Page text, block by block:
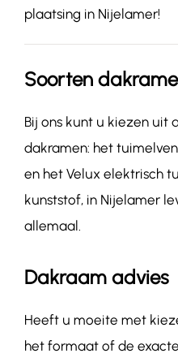
plaatsing in Nijelamer!
Soorten
Bij ons kunt u kiezen uit
dakramen: het
en het Velux elektrisch
kunststof, in Nijelamer
allemaal.
Dakraam advies
Heeft u moeite met
het formaat of de